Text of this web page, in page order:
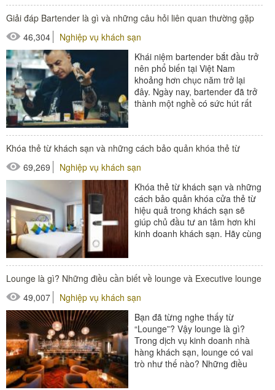
Giải đáp Bartender là gì và những câu hỏi liên quan thường gặp
46,304
Nghiệp vụ khách sạn
Khái niệm bartender bắt đầu trở
nên phổ biến tại Việt Nam
khoảng hơn chục năm trở lại
đây. Ngày nay, bartender đã trở
thành một nghề có sức hút rất
#thiết bị nhà hàng - bếp
Khóa thẻ từ khách sạn và những cách bảo quản khóa thẻ từ
69,269
Nghiệp vụ khách sạn
Khóa thẻ từ khách sạn và những
cách bảo quản khóa cửa thẻ từ
hiệu quả trong khách sạn sẽ
giúp chủ đầu tư an tâm hơn khi
kinh doanh khách sạn. Hãy cùng
Lounge là gì? Những điều cần biết về lounge và Executive lounge
49,007
Nghiệp vụ khách sạn
Bạn đã từng nghe thấy từ
“Lounge”? Vậy lounge là gì?
Trong dịch vụ kinh doanh nhà
hàng khách sạn, lounge có vai
trò như thế nào? Những điều